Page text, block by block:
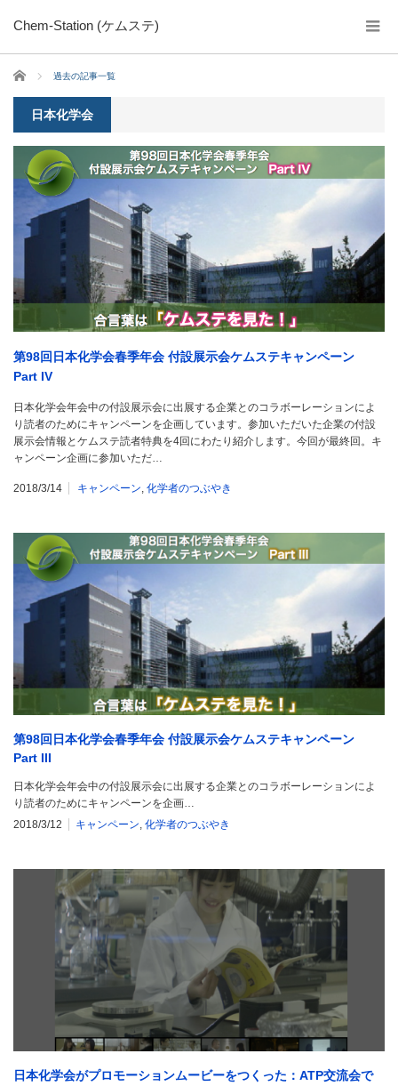
Chem-Station (ケムステ)
ホーム 過去の記事一覧
日本化学会
第98回日本化学会春季年会 付設展示会ケムステキャンペーン
Part IV
日本化学会年会中の付設展示会に出展する企業とのコラボーレーションによ
り読者のためにキャンペーンを企画しています。参加いただいた企業の付設
展示会情報とケムステ読者特典を4回にわたり紹介します。今回が最終回。キ
ャンペーン企画に参加いただ…
2018/3/14 キャンペーン, 化学者のつぶやき
第98回日本化学会春季年会 付設展示会ケムステキャンペーン
Part III
日本化学会年会中の付設展示会に出展する企業とのコラボーレーションによ
り読者のためにキャンペーンを企画…
2018/3/12
キャンペーン, 化学者のつぶやき
日本化学会がプロモーションムービーをつくった：ATP交流会で